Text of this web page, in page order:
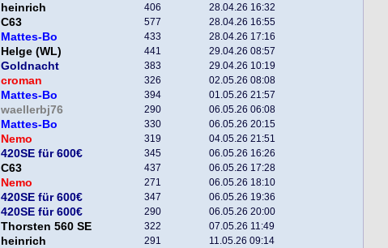
heinrich 406 28.04.26 16:32
C63 577 28.04.26 16:55
Mattes-Bo 433 28.04.26 17:16
Helge (WL) 441 29.04.26 08:57
Goldnacht 383 29.04.26 10:19
croman 326 02.05.26 08:08
Mattes-Bo 394 01.05.26 21:57
waellerbj76 290 06.05.26 06:08
Mattes-Bo 330 06.05.26 20:15
Nemo 319 04.05.26 21:51
420SE für 600€ 345 06.05.26 16:26
C63 437 06.05.26 17:28
Nemo 271 06.05.26 18:10
420SE für 600€ 347 06.05.26 19:36
420SE für 600€ 290 06.05.26 20:00
Thorsten 560 SE 322 07.05.26 11:49
heinrich 291 11.05.26 09:14